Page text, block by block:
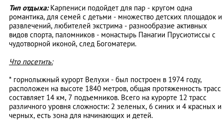
Тип отдыха:Карпениси подойдет для пар - кругом одна
романтика, для семей с детьми - множество детских площадок и
развлечений, любителей экстрима - разнообразие активных
видов спорта, паломников - монастырь Панагии Прусиотиссы с
чудотворной иконой, след Богоматери.
Что посетить:
* горнолыжный курорт Велухи - был построен в 1974 году,
расположен на высоте 1840 метров, общая протяженность трасс
составляет 14 км, 7 подъемников. Всего на курорте 12 трасс
различного уровня сложности: 2 зеленых, 6 синих и 4 красных и
черных, есть зона для начинающих и детей.